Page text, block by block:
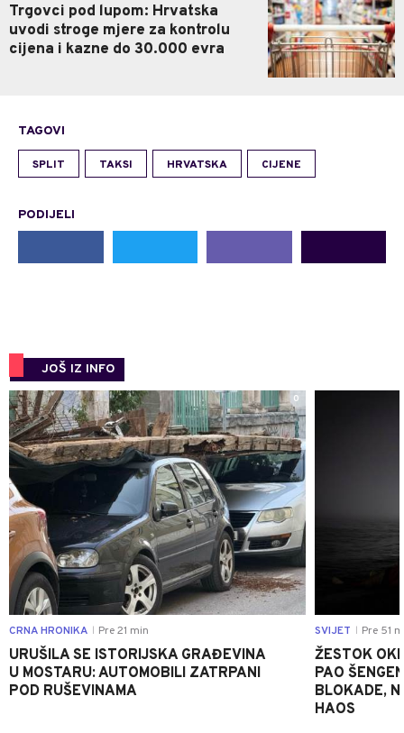
Trgovci pod lupom: Hrvatska
uvodi stroge mjere za kontrolu
cijena i kazne do 30.000 evra
TAGOVI
SPLIT TAKSI HRVATSKA CIJENE
PODIJELI
JOŠ IZ INFO
0
CRNA HRONIKA Pre 21 min
URUŠILA SE ISTORIJSKA GRAĐEVINA
U MOSTARU: AUTOMOBILI ZATRPANI
POD RUŠEVINAMA
SVIJET Pre 51
ŽESTOK
PAO
BLOKADE,
HAOS